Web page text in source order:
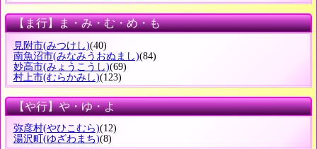
【ま行】ま・み・む・め・も
見附市(みつけし)(40)
南魚沼市(みなみうおぬまし)(84)
妙高市(みょうこうし)(69)
村上市(むらかみし)(123)
【や行】や・ゆ・よ
弥彦村(やひこむら)(12)
湯沢町 (ゆざわまち)(8)